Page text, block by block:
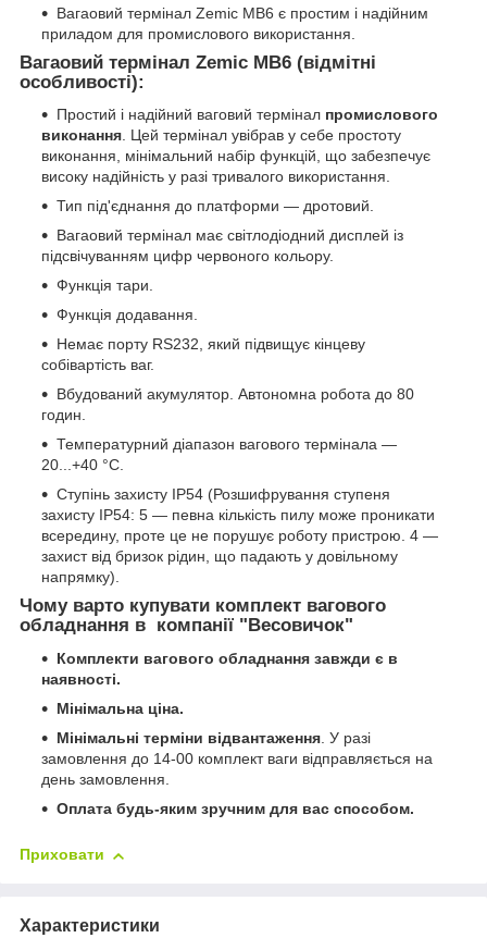
Вагаовий термінал Zemic MB6 є простим і надійним
приладом для промислового використання.
Вагаовий термінал Zemic MB6 (відмітні
особливості):
Простий і надійний ваговий термінал промислового
виконання. Цей термінал увібрав у себе простоту
виконання, мінімальний набір функцій, що забезпечує
високу надійність у разі тривалого використання.
Тип під'єднання до платформи — дротовий.
Вагаовий термінал має світлодіодний дисплей із
підсвічуванням цифр червоного кольору.
Функція тари.
Функція додавання.
Немає порту RS232, який підвищує кінцеву
собівартість ваг.
Вбудований акумулятор. Автономна робота до 80
годин.
Температурний діапазон вагового термінала —
20...+40 °C.
Ступінь захисту IP54 (Розшифрування ступеня
захисту IP54: 5 — певна кількість пилу може проникати
всередину, проте це не порушує роботу пристрою. 4 —
захист від бризок рідин, що падають у довільному
напрямку).
Чому варто купувати комплект вагового
обладнання в компанії "Весовичок"
Комплекти вагового обладнання завжди є в
наявності.
Мінімальна ціна.
Мінімальні терміни відвантаження. У разі
замовлення до 14-00 комплект ваги відправляється на
день замовлення.
Оплата будь-яким зручним для вас способом.
Приховати
Характеристики